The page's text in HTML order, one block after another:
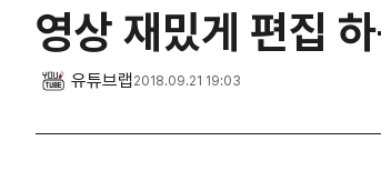
영상 재밌게 편집
유튜브랩 2018.09.21 19:03